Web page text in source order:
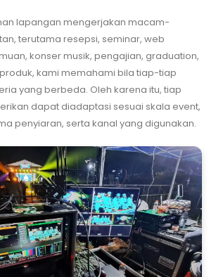
lapangan mengerjakan macam-
terutama resepsi, seminar, web
konser musik, pengajian, graduation,
kami memahami bila tiap-tiap
yang berbeda. Oleh karena itu, tiap
dapat diadaptasi sesuai skala event,
penyiaran, serta kanal yang digunakan.